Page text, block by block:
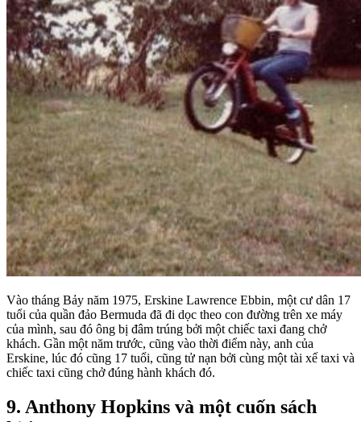
Vào tháng Bảy năm 1975, Erskine Lawrence Ebbin, một cư dân 17
tuổi của quần đảo Bermuda đã đi dọc theo con đường trên xe máy
của mình, sau đó ông bị đâm trúng bởi một chiếc taxi đang chở
khách. Gần một năm trước, cũng vào thời điểm này, anh của
Erskine, lúc đó cũng 17 tuổi, cũng tử nạn bởi cùng một tài xế taxi và
chiếc taxi cũng chở đúng hành khách đó.
9. Anthony Hopkins và một cuốn sách